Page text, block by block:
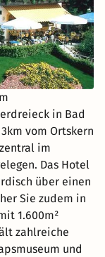
in Bad
vom Ortskern
im
Das Hotel
über einen
Sie zudem in
1.600m²
zahlreiche
und